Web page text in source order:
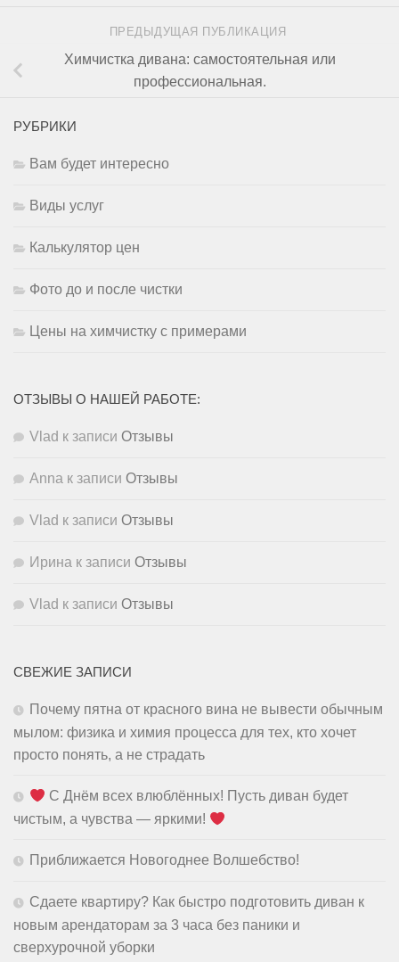
ПРЕДЫДУЩАЯ ПУБЛИКАЦИЯ
Химчистка дивана: самостоятельная или
профессиональная.
РУБРИКИ
Вам будет интересно
Виды услуг
Калькулятор цен
Фото до и после чистки
Цены на химчистку с примерами
ОТЗЫВЫ О НАШЕЙ РАБОТЕ:
Vlad к записи Отзывы
Anna к записи Отзывы
Vlad к записи Отзывы
Ирина к записи Отзывы
Vlad к записи Отзывы
СВЕЖИЕ ЗАПИСИ
Почему пятна от красного вина не вывести обычным
мылом: физика и химия процесса для тех, кто хочет
просто понять, а не страдать
С Днём всех влюблённых! Пусть диван будет
чистым, а чувства — яркими!
Приближается Новогоднее Волшебство!
Сдаете квартиру? Как быстро подготовить диван к
новым арендаторам за 3 часа без паники и
сверхурочной уборки